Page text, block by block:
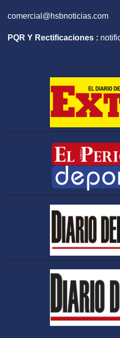
comercial@hsbnoticias.com
PQR Y Rectificaciones :